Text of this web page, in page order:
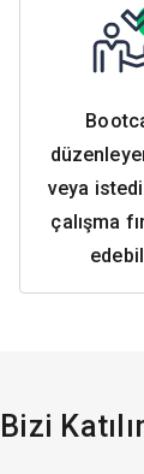
veya
çalışma
Bizi